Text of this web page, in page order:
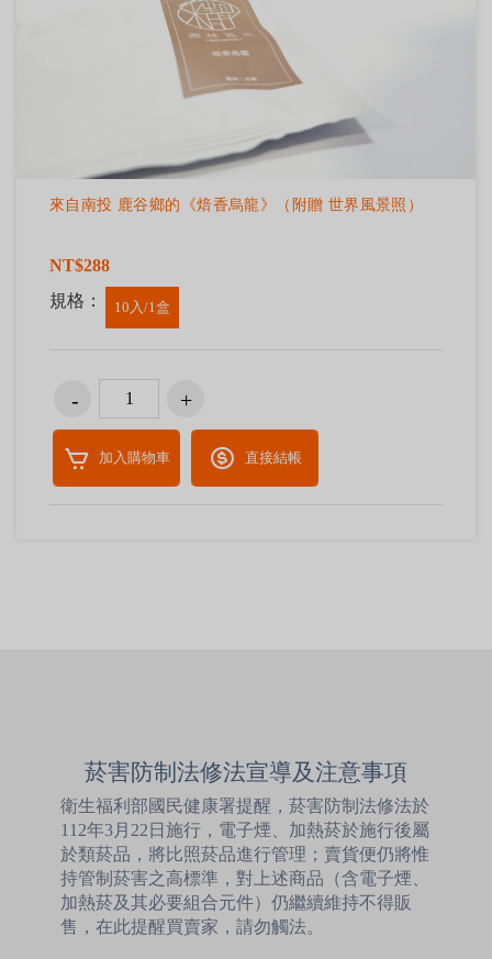
來自南投 鹿谷鄉的《焙香烏龍》（附贈 世界風景照）
NT$288
規格：
10入/1盒
加入購物車 直接結帳
菸害防制法修法宣導及注意事項
衛生福利部國民健康署提醒，菸害防制法修法於
112年3月22日施行，電子煙、加熱菸於施行後屬
於類菸品，將比照菸品進行管理；賣貨便仍將惟
持管制菸害之高標準，對上述商品（含電子煙、
加熱菸及其必要組合元件）仍繼續維持不得販
售，在此提醒買賣家，請勿觸法。